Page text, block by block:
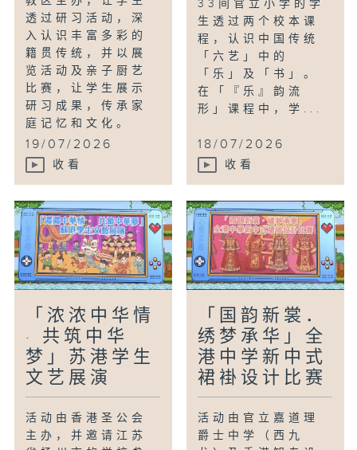
透过研习活动，深
入认识丰富多彩的
籍贯传统，并以展
览活动及亲子厨艺
比赛，让学生展示
研习成果，传承家
庭记忆和文化。
19/07/2026
收看
33间官立小学的学
生透过两个校本课
程，认识中国传统
「六艺」中的
「乐」及「书」。
在「『乐』韵流
形」课程中，学...
18/07/2026
收看
「浓浓中华情
· 共筑中华
梦」苏港学生
文艺展演
活动由香港圣公会
主办，并邀请江苏
「国韵新裳．
绣梦承华」全
港中学新中式
裙褂设计比赛
活动由官立嘉道理
爵士中学（西九